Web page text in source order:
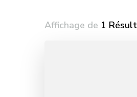
Affichage de 1